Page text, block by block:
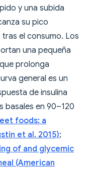
y una subida
su pico
el consumo. Los
una pequeña
prolonga
general es un
de insulina
basales en 90–120
foods: a
et al. 2015);
of and glycemic
(American